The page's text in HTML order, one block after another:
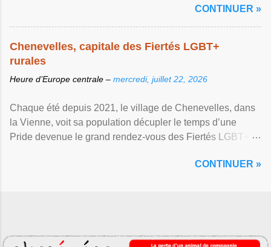
CONTINUER »
Chenevelles, capitale des Fiertés LGBT+
rurales
Heure d’Europe centrale – mercredi, juillet 22, 2026
Chaque été depuis 2021, le village de Chenevelles, dans
la Vienne, voit sa population décupler le temps d’une
Pride devenue le grand rendez-vous des Fiertés LGBT+
CONTINUER »